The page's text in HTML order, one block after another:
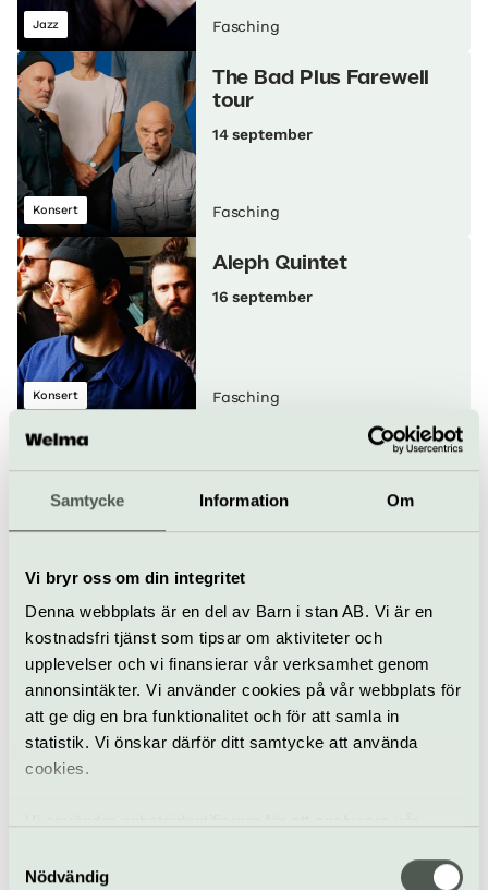
Samtycke Information Om
Vi bryr oss om din integritet
Denna webbplats är en del av Barn i stan AB. Vi är en
kostnadsfri tjänst som tipsar om aktiviteter och
upplevelser och vi finansierar vår verksamhet genom
annonsintäkter. Vi använder cookies på vår webbplats för
att ge dig en bra funktionalitet och för att samla in
statistik. Vi önskar därför ditt samtycke att använda
cookies.
samt tillhandahålla funktioner för sociala medier. Vi
Nödvändig
Jazz Fasching
Konsert
The Bad Plus Farewell
tour
14 september
Fasching
Konsert
Aleph Quintet
16 september
Fasching
Konsert
El Ciclón del Son
Fasching
Konsert
Samba Touré spelar Ali
Farka Touré
18 september